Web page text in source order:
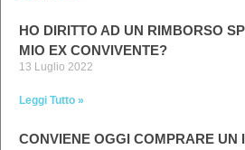
HO DIRITTO AD UN RIMBORSO
MIO EX CONVIVENTE?
13 Luglio 2022
Leggi Tutto »
CONVIENE OGGI COMPRARE UN